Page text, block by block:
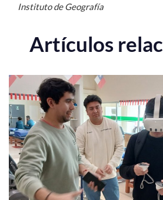
Instituto de Geografía
Artículos